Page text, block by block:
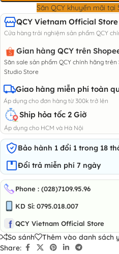
Săn QCY khuyến mãi tại
QCY Vietnam Official Store
Cửa hàng trải nghiệm sản phẩm QCY
Gian hàng QCY trên
Săn sale sản phẩm QCY chính hãng
Studio Store
Giao hàng miễn phí toàn
Áp dụng cho đơn hàng từ 300k trở lên
Ship hỏa tốc 2 Giờ
Áp dụng cho HCM và Hà Nội
Bảo hành 1 đổi 1 trong 18
Đổi trả miễn phí 7 ngày
Phone : (028)7109.95.96
KD Sỉ: 0795.018.007
QCY Vietnam Official Store
So sánh
Thêm vào danh sách
Share: